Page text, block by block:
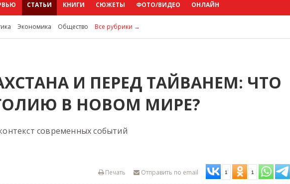
СТАТЬИ КНИГИ СЮЖЕТЫ ФОТО/ВИДЕО ОНЛАЙН
Экономика Общество Все рубрики →
И ПЕРЕД ТАЙВАНЕМ: ЧТО
В НОВОМ МИРЕ?
современных событий
Отправить по email 1 1
Печать